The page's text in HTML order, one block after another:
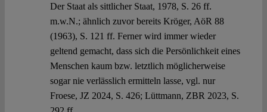
Der Staat als sittlicher Staat, 1978, S. 26 ff.
m.w.N.; ähnlich zuvor bereits Kröger, AöR 88
(1963), S. 121 ff. Ferner wird immer wieder
geltend gemacht, dass sich die Persönlichkeit eines
Menschen kaum bzw. letztlich möglicherweise
sogar nie verlässlich ermitteln lasse, vgl. nur
Froese, JZ 2024, S. 426; Lüttmann, ZBR 2023, S.